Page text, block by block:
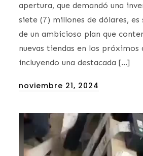
apertura, que demandó una
siete (7) millones de dólares,
de un ambicioso plan que
nuevas tiendas en los próximos
incluyendo una destacada […]
Posted
noviembre 21, 2024